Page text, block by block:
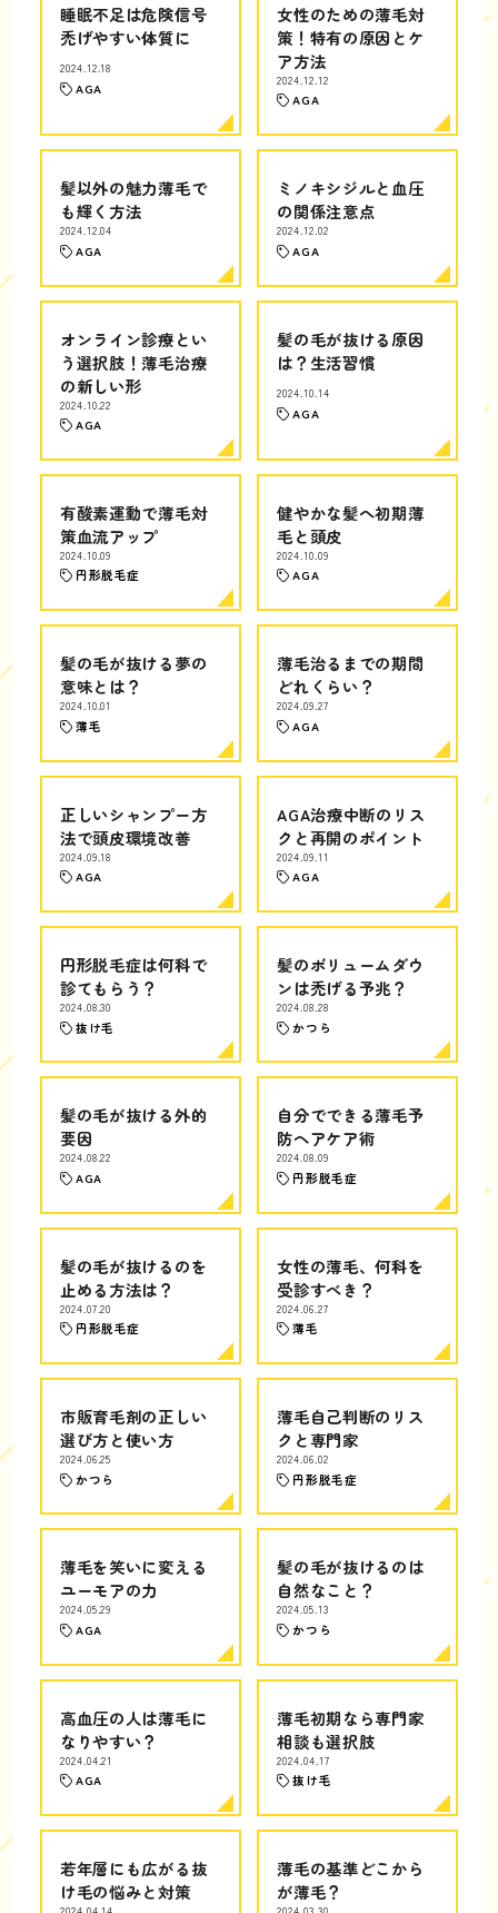
睡眠不足は危険信号
禿げやすい体質に
2024.12.18
AGA
女性のための薄毛対
策！特有の原因とケ
ア方法
2024.12.12
AGA
髪以外の魅力薄毛で
も輝く方法
2024.12.04
AGA
ミノキシジルと血圧
の関係注意点
2024.12.02
AGA
オンライン診療とい
う選択肢！薄毛治療
の新しい形
2024.10.22
AGA
髪の毛が抜ける原因
は？生活習慣
2024.10.14
AGA
有酸素運動で薄毛対
策血流アップ
2024.10.09
円形脱毛症
健やかな髪へ初期薄
毛と頭皮
2024.10.09
AGA
髪の毛が抜ける夢の
意味とは？
2024.10.01
薄毛
薄毛治るまでの期間
どれくらい？
2024.09.27
AGA
正しいシャンプー方
法で頭皮環境改善
2024.09.18
AGA
AGA治療中断のリス
クと再開のポイント
2024.09.11
AGA
円形脱毛症は何科で
診てもらう？
2024.08.30
抜け毛
髪のボリュームダウ
ンは禿げる予兆？
2024.08.28
かつら
髪の毛が抜ける外的
要因
2024.08.22
AGA
自分でできる薄毛予
防ヘアケア術
2024.08.09
円形脱毛症
髪の毛が抜けるのを
止める方法は？
2024.07.20
円形脱毛症
女性の薄毛、何科を
受診すべき？
2024.06.27
薄毛
市販育毛剤の正しい
選び方と使い方
2024.06.25
かつら
薄毛自己判断のリス
クと専門家
2024.06.02
円形脱毛症
薄毛を笑いに変える
ユーモアの力
2024.05.29
AGA
髪の毛が抜けるのは
自然なこと？
2024.05.13
かつら
高血圧の人は薄毛に
なりやすい？
2024.04.21
AGA
薄毛初期なら専門家
相談も選択肢
2024.04.17
抜け毛
若年層にも広がる抜
け毛の悩みと対策
薄毛の基準どこから
が薄毛？